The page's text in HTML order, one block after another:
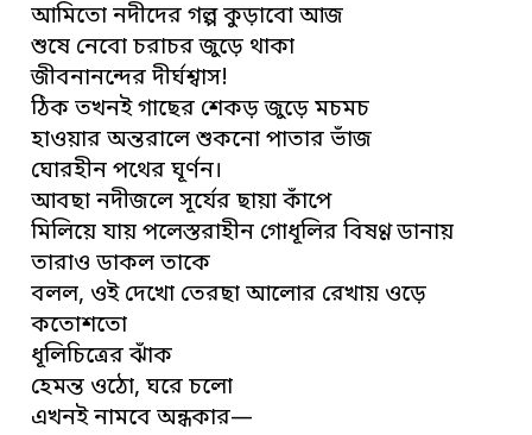
আমিতো নদীদের গল্প কুড়াবো আজ
শুষে নেবো চরাচর জুড়ে থাকা
জীবনানন্দের দীর্ঘশ্বাস!
ঠিক তখনই গাছের শেকড় জুড়ে মচমচ
হাওয়ার অন্তরালে শুকনো পাতার ভাঁজ
ঘোরহীন পথের ঘূর্ণন।
আবছা নদীজলে সূর্যের ছায়া কাঁপে
মিলিয়ে যায় পলেস্তরাহীন গোধূলির বিষণ্ণ ডানায়
তারাও ডাকল তাকে
বলল, ওই দেখো তেরছা আলোর রেখায় ওড়ে
কতোশতো
ধূলিচিত্রের ঝাঁক
হেমন্ত ওঠো, ঘরে চলো
এখনই নামবে অন্ধকার—